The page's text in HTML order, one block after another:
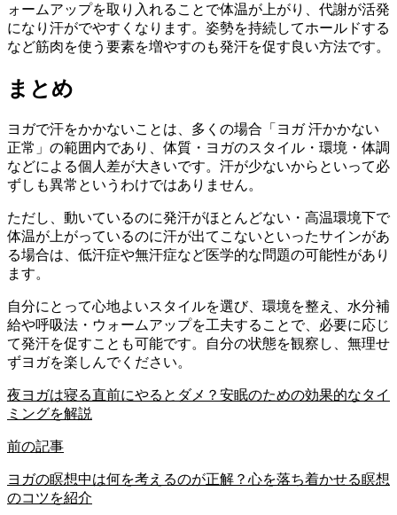
ォームアップを取り入れることで体温が上がり、代謝が活発
になり汗がでやすくなります。姿勢を持続してホールドする
など筋肉を使う要素を増やすのも発汗を促す良い方法です。
まとめ
ヨガで汗をかかないことは、多くの場合「ヨガ 汗かかない
正常」の範囲内であり、体質・ヨガのスタイル・環境・体調
などによる個人差が大きいです。汗が少ないからといって必
ずしも異常というわけではありません。
ただし、動いているのに発汗がほとんどない・高温環境下で
体温が上がっているのに汗が出てこないといったサインがあ
る場合は、低汗症や無汗症など医学的な問題の可能性があり
ます。
自分にとって心地よいスタイルを選び、環境を整え、水分補
給や呼吸法・ウォームアップを工夫することで、必要に応じ
て発汗を促すことも可能です。自分の状態を観察し、無理せ
ずヨガを楽しんでください。
夜ヨガは寝る直前にやるとダメ？安眠のための効果的なタイ
ミングを解説
前の記事
ヨガの瞑想中は何を考えるのが正解？心を落ち着かせる瞑想
のコツを紹介